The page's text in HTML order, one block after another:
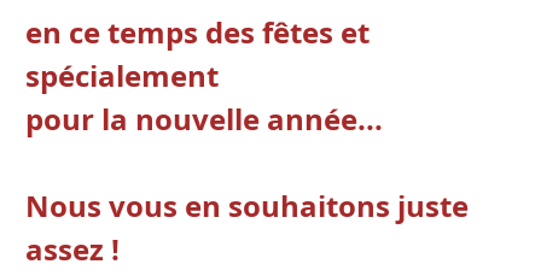
en ce temps des fêtes et
spécialement
pour la nouvelle année...
Nous vous en souhaitons juste
assez !